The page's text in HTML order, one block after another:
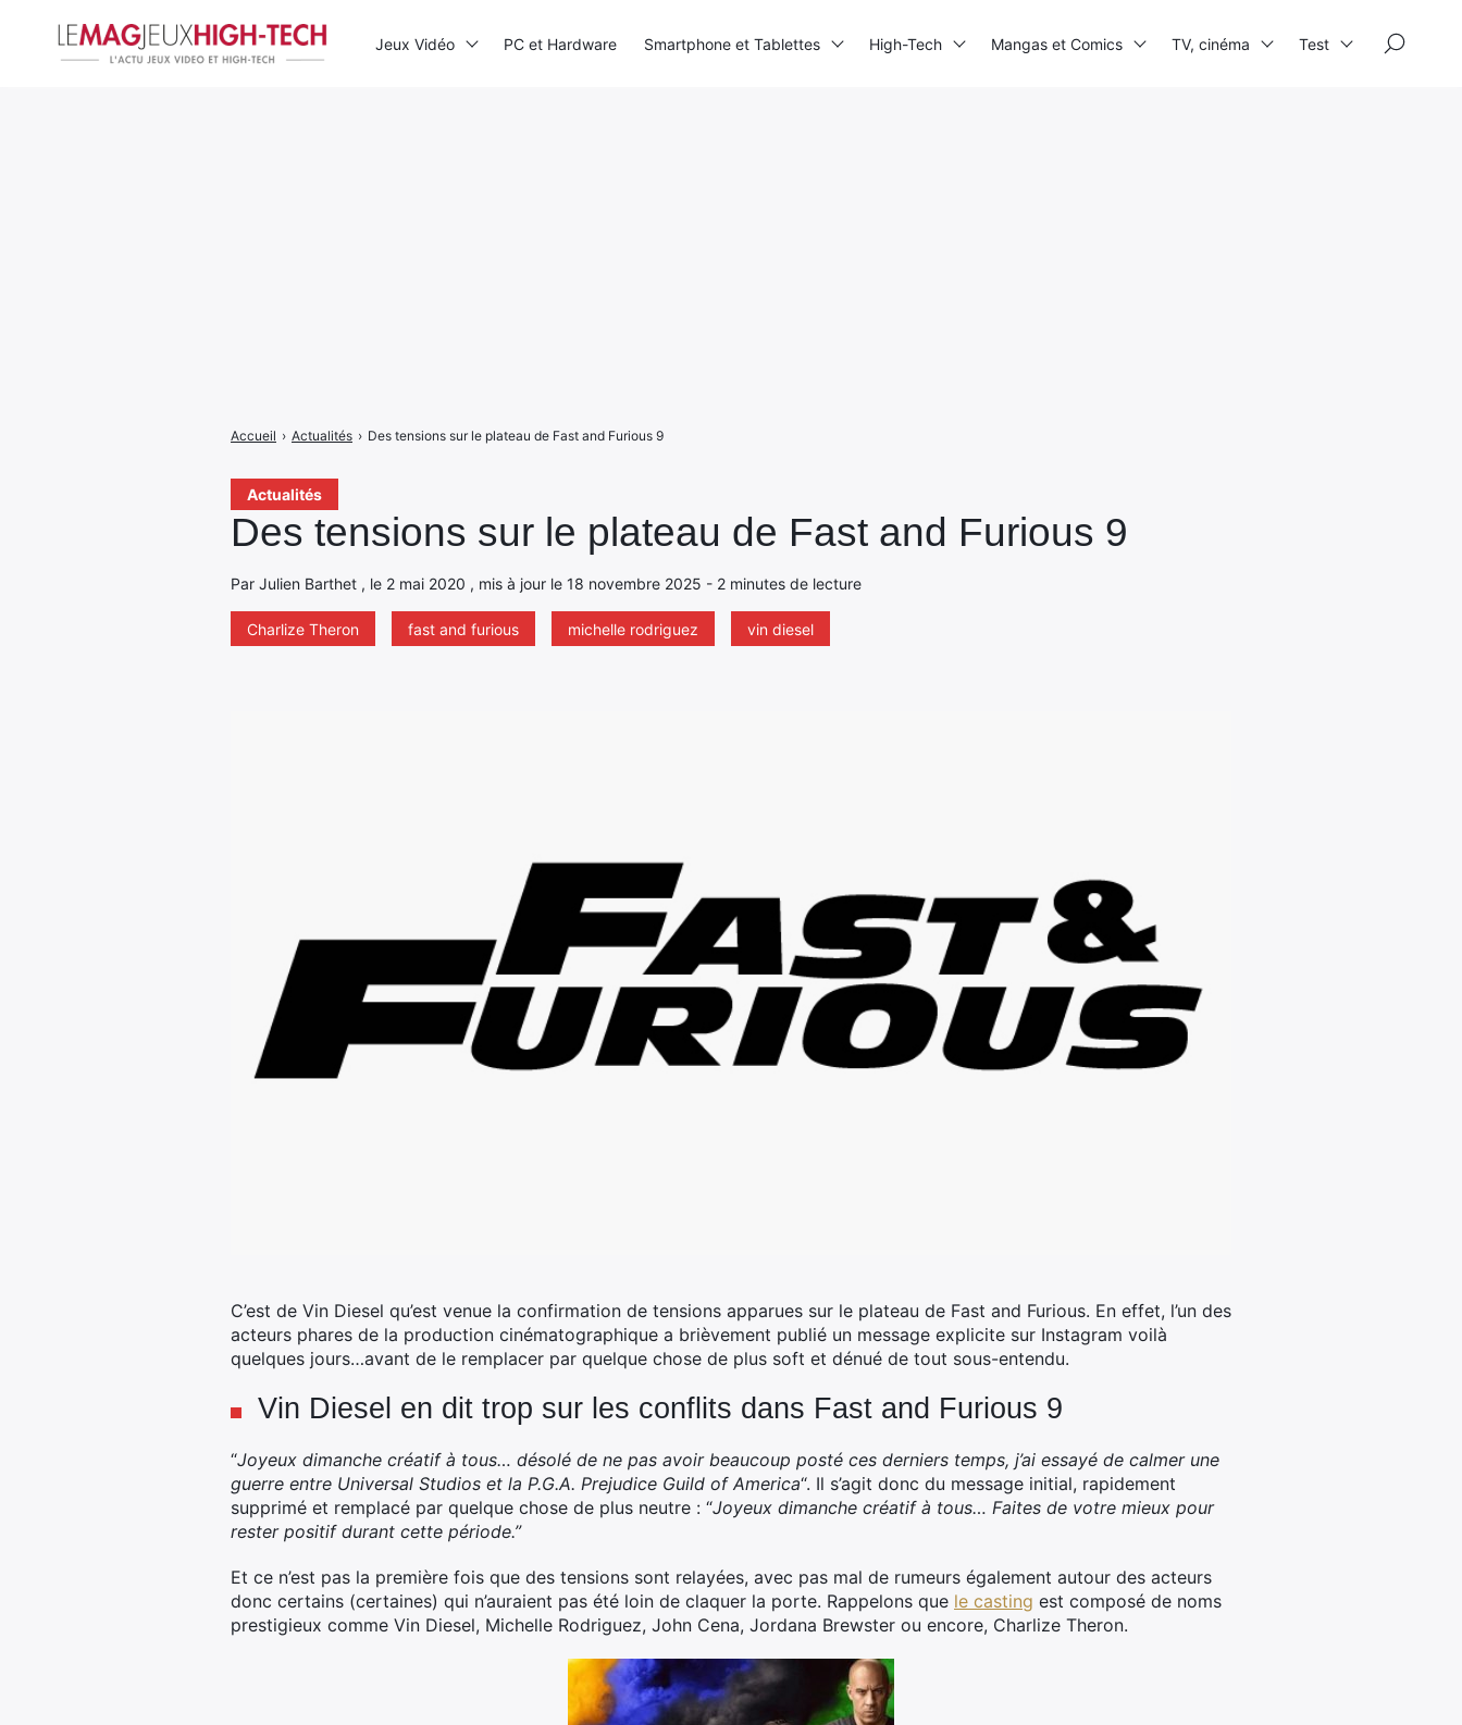
Actualités
Des tensions sur le plateau de Fast and Furious 9
Par Julien Barthet , le 2 mai 2020 , mis à jour le 18 novembre 2025 - 2 minutes de lecture
Charlize Theron fast and furious michelle rodriguez vin diesel
Accueil › Actualités › Des tensions sur le plateau de Fast and Furious 9
C’est de Vin Diesel qu’est venue la confirmation de tensions apparues sur le plateau de Fast and Furious. En effet, l’un des
acteurs phares de la production cinématographique a brièvement publié un message explicite sur Instagram voilà
quelques jours…avant de le remplacer par quelque chose de plus soft et dénué de tout sous-entendu.
Vin Diesel en dit trop sur les conflits dans Fast and Furious 9
“Joyeux dimanche créatif à tous… désolé de ne pas avoir beaucoup posté ces derniers temps, j’ai essayé de calmer une
guerre entre Universal Studios et la P.G.A. Prejudice Guild of America“. Il s’agit donc du message initial, rapidement
supprimé et remplacé par quelque chose de plus neutre : “Joyeux dimanche créatif à tous… Faites de votre mieux pour
rester positif durant cette période.”
Et ce n’est pas la première fois que des tensions sont relayées, avec pas mal de rumeurs également autour des acteurs
donc certains (certaines) qui n’auraient pas été loin de claquer la porte. Rappelons que le casting est composé de noms
prestigieux comme Vin Diesel, Michelle Rodriguez, John Cena, Jordana Brewster ou encore, Charlize Theron.
Jeux Vidéo PC et Hardware Smartphone et Tablettes High-Tech Mangas et Comics TV, cinéma Test